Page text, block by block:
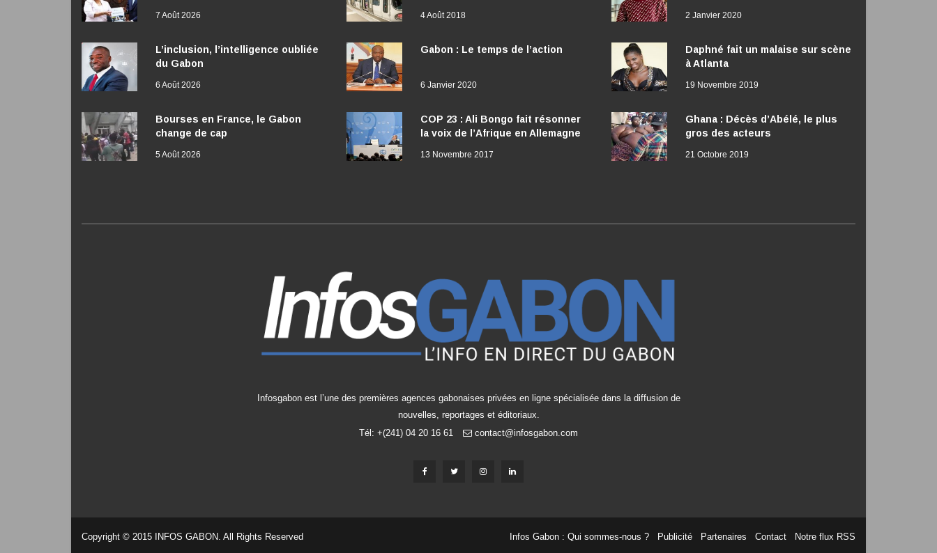
7 Août 2026
L’inclusion, l’intelligence oubliée
du Gabon
6 Août 2026
Bourses en France, le Gabon
change de cap
5 Août 2026
4 Août 2018
Gabon : Le temps de l’action
6 Janvier 2020
COP 23 : Ali Bongo fait résonner
la voix de l’Afrique en Allemagne
13 Novembre 2017
2 Janvier 2020
Daphné fait un malaise sur scène
à Atlanta
19 Novembre 2019
Ghana : Décès d’Abélé, le plus
gros des acteurs
21 Octobre 2019
Infosgabon est l’une des premières agences gabonaises privées en ligne spécialisée dans la diffusion de
nouvelles, reportages et éditoriaux.
Tél: +(241) 04 20 16 61
contact@infosgabon.com
Copyright © 2015 INFOS GABON. All Rights Reserved Infos Gabon : Qui sommes-nous ? Publicité Partenaires Contact Notre flux RSS